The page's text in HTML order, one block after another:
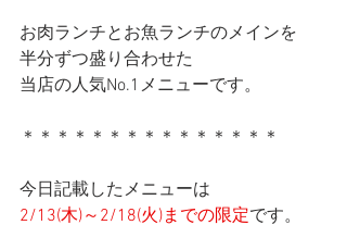
お肉ランチとお魚ランチのメインを
半分ずつ盛り合わせた
当店の人気No.1メニューです。
＊＊＊＊＊＊＊＊＊＊＊＊＊＊＊
今日記載したメニューは
2/13(木)～2/18(火)までの限定です。